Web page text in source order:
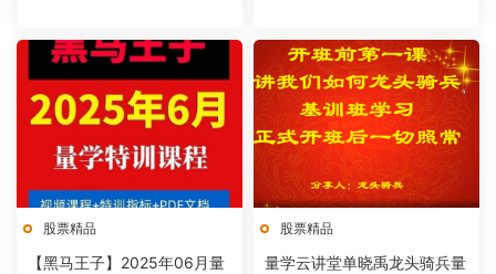
股票精品
【黑马王子】2025年06月量
股票精品
量学云讲堂单晓禹龙头骑兵量